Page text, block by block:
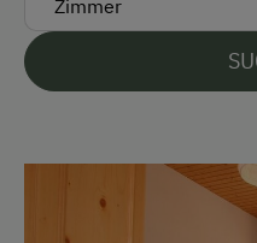
Auto
Akzeptierte